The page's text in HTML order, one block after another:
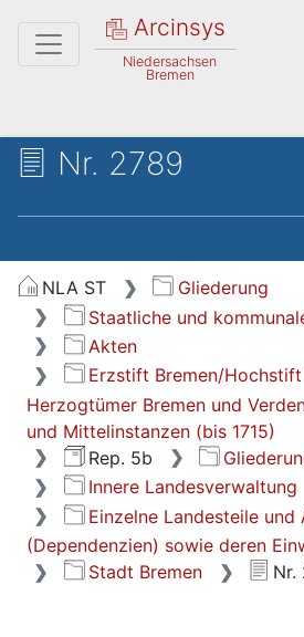
Arcinsys
Niedersachsen
Bremen
Nr. 2789
NLA ST
Gliederung
Staatliche und
Akten
Erzstift Bremen/Hochstift
Herzogtümer Bremen und
und Mittelinstanzen (bis 1715)
Rep. 5b
Innere Landesverwaltung
Einzelne Landesteile
(Dependenzien) sowie deren
Stadt Bremen
Nr.